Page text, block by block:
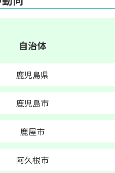
自治体
鹿児島県
鹿児島市
鹿屋市
阿久根市